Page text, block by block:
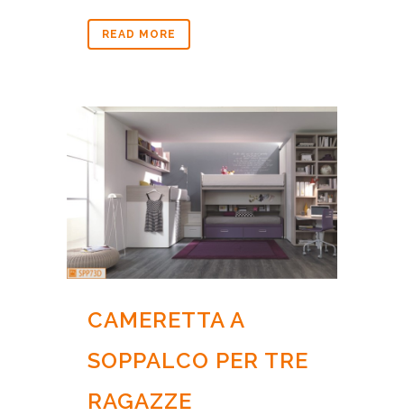
READ MORE
CAMERETTA A
SOPPALCO PER TRE
RAGAZZE